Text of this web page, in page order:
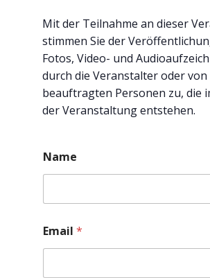
Mit der Teilnahme an dieser
stimmen Sie der
Fotos, Video- und
durch die Veranstalter oder
beauftragten Personen zu, die
der Veranstaltung entstehen.
Name
Email *